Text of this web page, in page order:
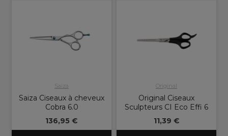
Saiza
Saiza Ciseaux à cheveux
Cobra 6.0
136,95 €
Original
Original Ciseaux
Sculpteurs CI Eco Effi 6
11,39 €